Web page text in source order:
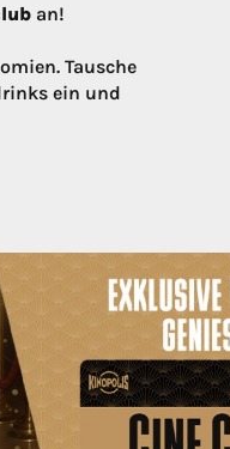
an!
Tausche
ein und